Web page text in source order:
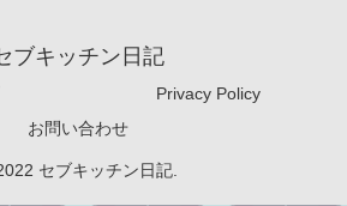
ブキッチン日記
Privacy Policy
お問い合わせ
セブキッチン日記.